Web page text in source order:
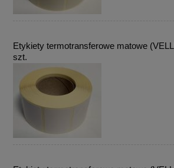
Etykiety termotransferowe matowe
szt.